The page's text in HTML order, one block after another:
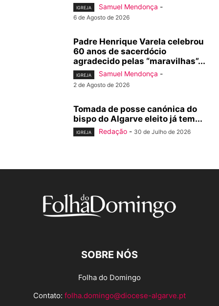
IGREJA Samuel Mendonça -
6 de Agosto de 2026
Padre Henrique Varela celebrou
60 anos de sacerdócio
agradecido pelas “maravilhas”...
IGREJA Samuel Mendonça -
2 de Agosto de 2026
Tomada de posse canónica do
bispo do Algarve eleito já tem...
IGREJA Redação - 30 de Julho de 2026
SOBRE NÓS
Folha do Domingo
Contato: folha.domingo@diocese-algarve.pt